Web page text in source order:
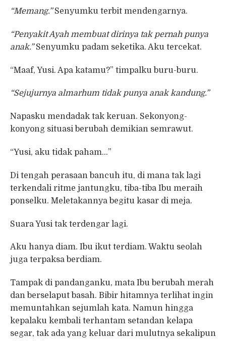
“Memang.”Senyumku terbit mendengarnya.
“Penyakit Ayah membuat dirinya tak pernah punya
anak.”Senyumku padam seketika. Aku tercekat.
“Maaf, Yusi. Apa katamu?” timpalku buru-buru.
“Sejujurnya almarhum tidak punya anak kandung.”
Napasku mendadak tak keruan. Sekonyong-
konyong situasi berubah demikian semrawut.
“Yusi, aku tidak paham…”
Di tengah perasaan bancuh itu, di mana tak lagi
terkendali ritme jantungku, tiba-tiba Ibu meraih
ponselku. Meletakannya begitu kasar di meja.
Suara Yusi tak terdengar lagi.
Aku hanya diam. Ibu ikut terdiam. Waktu seolah
juga terpaksa berdiam.
Tampak di pandanganku, mata Ibu berubah merah
dan berselaput basah. Bibir hitamnya terlihat ingin
memuntahkan sejumlah kata. Namun hingga
kepalaku kembali terhantam setandan kelapa
segar, tak ada yang keluar dari mulutnya sekalipun